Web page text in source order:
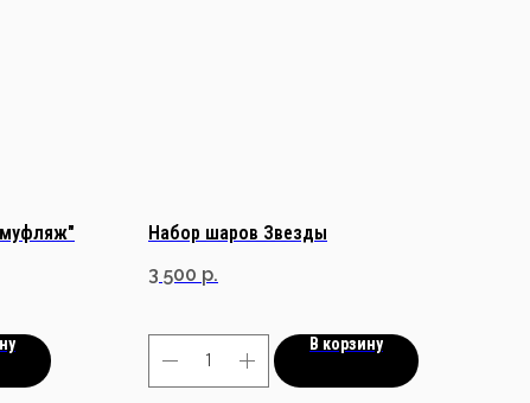
Набор шаров Звезды
3 500 р.
В корзину